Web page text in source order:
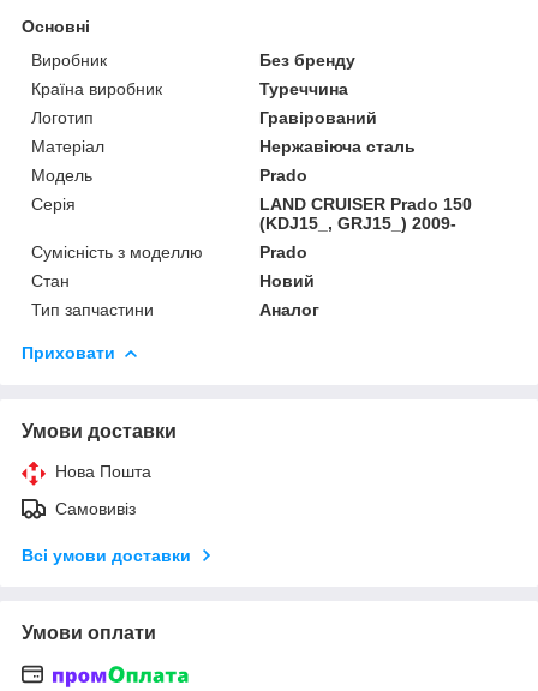
Основні
Виробник
Без бренду
Країна виробник
Туреччина
Логотип
Гравірований
Матеріал
Нержавіюча сталь
Модель
Prado
Серія
LAND CRUISER Prado 150
(KDJ15_, GRJ15_) 2009-
Сумісність з моделлю
Prado
Стан
Новий
Тип запчастини
Аналог
Приховати
Умови доставки
Нова Пошта
Самовивіз
Всі умови доставки
Умови оплати